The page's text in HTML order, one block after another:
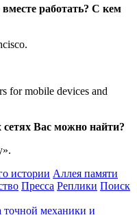
работать? С кем
for mobile devices and
Вас можно найти?
истории Аллея памяти
Пресса Реплики Поиск
точной механики и